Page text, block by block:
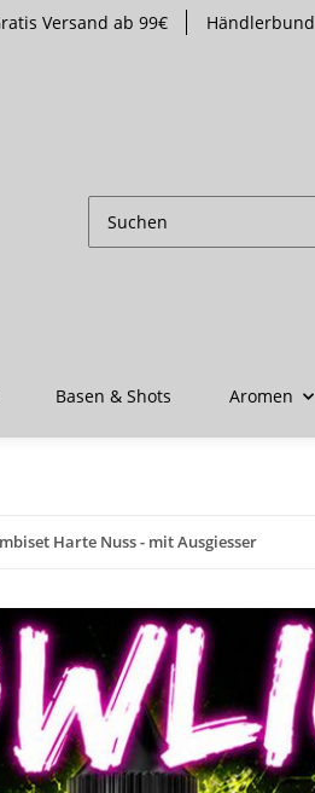
Versand ab 99€ Händlerbund
Basen & Shots Aromen
Harte Nuss - mit Ausgiesser